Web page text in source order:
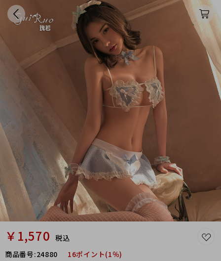
￥1,570 税込
商品番号:24880 16ポイント(1％)